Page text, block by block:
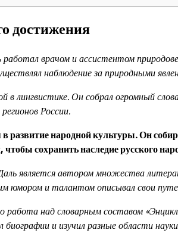
достижения
работал врачом и ассистентом
наблюдение за природными
в лингвистике. Он собрал огромный
России.
развитие народной культуры. Он
сохранить наследие русского
является автором множества
юмором и талантом описывал свои
работа над словарным составом
и изучил разные области